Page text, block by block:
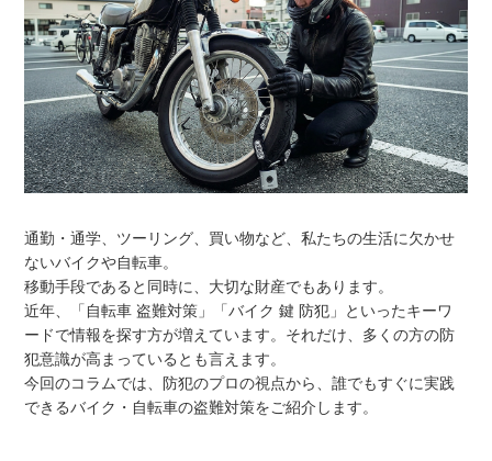
通勤・通学、ツーリング、買い物など、私たちの生活に欠かせ
ないバイクや自転車。
移動手段であると同時に、大切な財産でもあります。
近年、「自転車 盗難対策」「バイク 鍵 防犯」といったキーワ
ードで情報を探す方が増えています。それだけ、多くの方の防
犯意識が高まっているとも言えます。
今回のコラムでは、防犯のプロの視点から、誰でもすぐに実践
できるバイク・自転車の盗難対策をご紹介します。